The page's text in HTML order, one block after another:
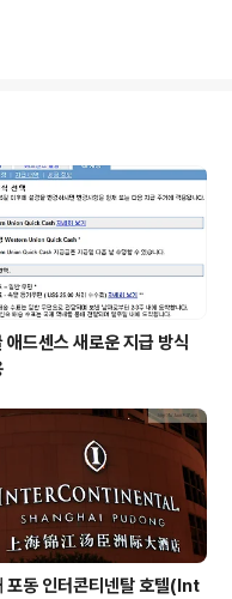
가 아주
애드센스 새로운 지급 방식
포동 인터콘티넨탈 호텔(Int